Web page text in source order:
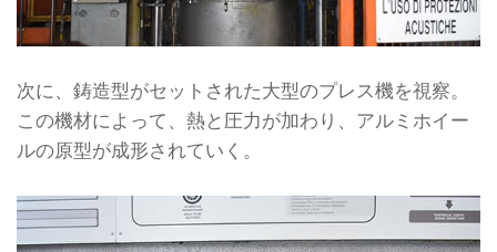
次に、鋳造型がセットされた大型のプレス機を視察。
この機材によって、熱と圧力が加わり、アルミホイー
ルの原型が成形されていく。